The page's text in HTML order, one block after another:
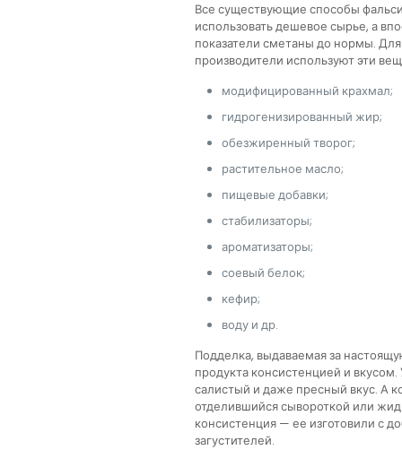
Все существующие способы
использовать дешевое сырье, а
показатели сметаны до нормы.
производители используют эти
модифицированный крахмал;
гидрогенизированный жир;
обезжиренный творог;
растительное масло;
пищевые добавки;
стабилизаторы;
ароматизаторы;
соевый белок;
кефир;
воду и др.
Подделка, выдаваемая за
продукта консистенцией и
салистый и даже пресный вкус. А
отделившийся сывороткой или
консистенция — ее изготовили с
загустителей.